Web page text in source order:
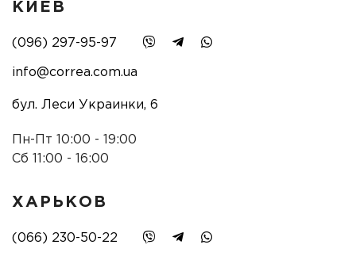
КИЕВ
(096) 297-95-97
info@correa.com.ua
бул. Леси Украинки, 6
Пн-Пт 10:00 - 19:00
Сб 11:00 - 16:00
ХАРЬКОВ
(066) 230-50-22